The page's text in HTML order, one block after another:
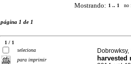
Mostrando: 1 .. 1 no
página 1 de 1
1 / 1
seleciona
para imprimir